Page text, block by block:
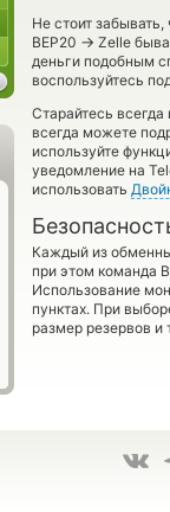
Не стоит
BEP20 → Zelle
деньги подобным
воспользуйтесь
Старайтесь всегда
всегда можете
используйте
уведомление на
использовать
Каждый из
при этом команда
Использование
пунктах. При
размер резервов